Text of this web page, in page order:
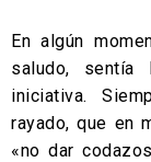
En algún
saludo, sentía
iniciativa.
rayado, que en
«no dar